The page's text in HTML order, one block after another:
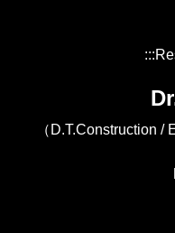
（D.T.Construction /